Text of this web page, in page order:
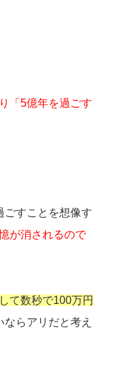
「5億年を過ごす
ごすことを想像す
が消されるので
て数秒で100万円
らアリだと考え